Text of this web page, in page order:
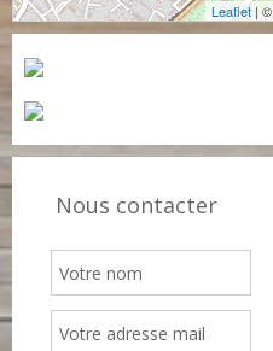
Leaflet | ©
Nous contacter